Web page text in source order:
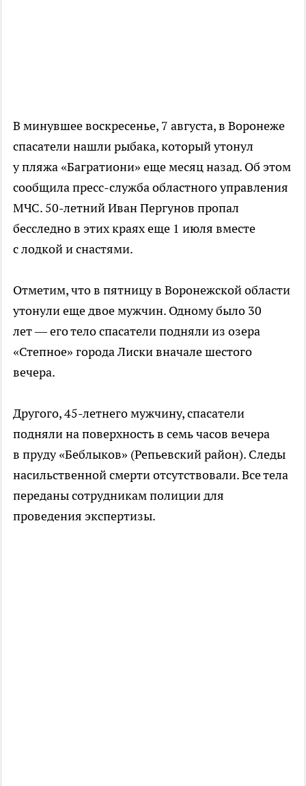
В минувшее воскресенье, 7 августа, в Воронеже
спасатели нашли рыбака, который утонул
у пляжа «Багратиони» еще месяц назад. Об этом
сообщилапресс-службаобластного управления
МЧС. 50-летнийИван Пергунов пропал
бесследно в этих краях еще 1 июля вместе
с лодкой и снастями.
Отметим, что в пятницу в Воронежской области
утонули еще двое мужчин. Одному было 30
лет — его тело спасатели подняли из озера
«Степное» города Лиски вначале шестого
вечера.
Другого,45-летнегомужчину, спасатели
подняли на поверхность в семь часов вечера
в пруду «Беблыков» (Репьевский район). Следы
насильственной смерти отсутствовали. Все тела
переданы сотрудникам полиции для
проведения экспертизы.